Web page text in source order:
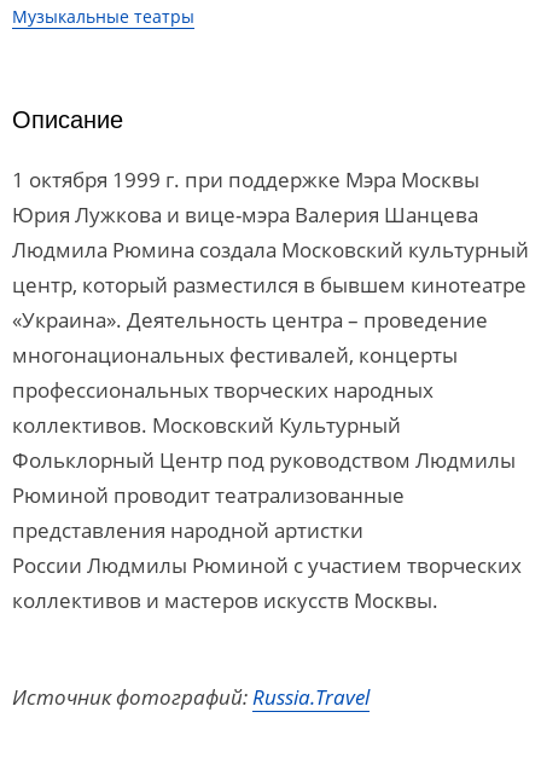
Музыкальные театры
Описание
1 октября 1999 г. при поддержке Мэра Москвы
Юрия Лужкова и вице-мэра Валерия Шанцева
Людмила Рюмина создала Московский культурный
центр, который разместился в бывшем кинотеатре
«Украина». Деятельность центра – проведение
многонациональных фестивалей, концерты
профессиональных творческих народных
коллективов. Московский Культурный
Фольклорный Центр под руководством Людмилы
Рюминой проводит театрализованные
представления народной артистки
России Людмилы Рюминой с участием творческих
коллективов и мастеров искусств Москвы.
Источник фотографий:Russia.Travel